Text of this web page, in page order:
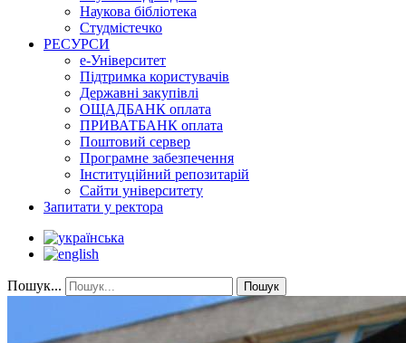
Наукова бібліотека
Студмістечко
РЕСУРСИ
е-Університет
Підтримка користувачів
Державні закупівлі
ОЩАДБАНК оплата
ПРИВАТБАНК оплата
Поштовий сервер
Програмне забезпечення
Інституційний репозитарій
Сайти університету
Запитати у ректора
Пошук... Пошук